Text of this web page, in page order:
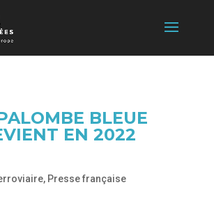
BLEUE
EN 2022
, Presse française